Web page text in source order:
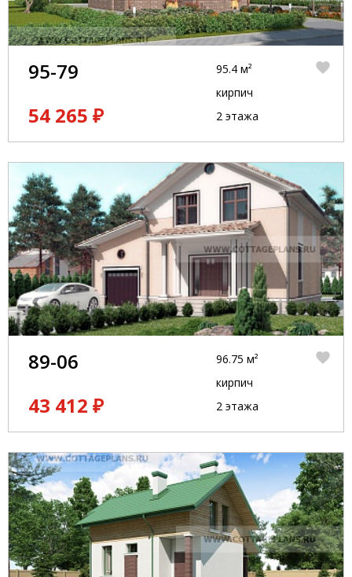
95-79
54 265 ₽
95.4 м²
кирпич
2 этажа
89-06
43 412 ₽
96.75 м²
кирпич
2 этажа